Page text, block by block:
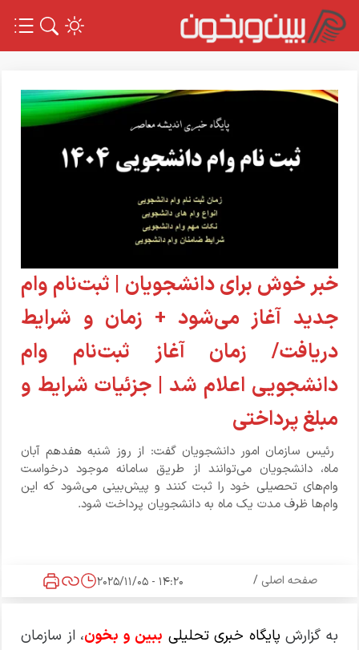
صفحه اصلی /
14:20 - 2025/11/05
خبر خوش برای دانشجویان | ثبت‌نام وام
جدید آغاز می‌شود + زمان و شرایط
دریافت/ زمان آغاز ثبت‌نام وام
دانشجویی اعلام شد | جزئیات شرایط و
مبلغ پرداختی
رئیس سازمان امور دانشجویان گفت: از روز شنبه هفدهم آبان
ماه، دانشجویان می‌توانند از طریق سامانه موجود درخواست
وام‌های تحصیلی خود را ثبت کنند و پیش‌بینی می‌شود که این
وام‌ها ظرف مدت یک ماه به دانشجویان پرداخت شود.
به گزارش پایگاه خبری تحلیلی ببین و بخون، از سازمان